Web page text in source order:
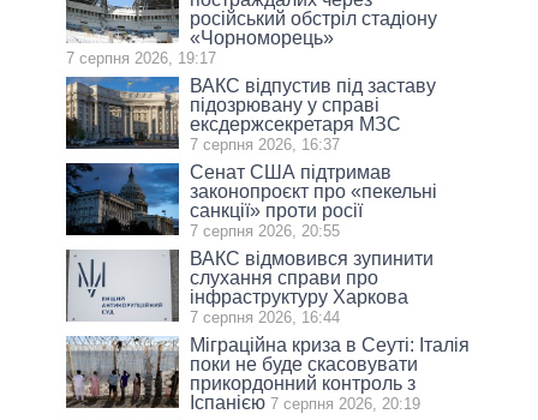
російський обстріл стадіону
«Чорноморець»
7 серпня 2026, 19:17
ВАКС відпустив під заставу
підозрювану у справі
ексдержсекретаря МЗС
7 серпня 2026, 16:37
Сенат США підтримав
законопроєкт про «пекельні
санкції» проти росії
7 серпня 2026, 20:55
ВАКС відмовився зупинити
слухання справи про
інфраструктуру Харкова
7 серпня 2026, 16:44
Міграційна криза в Сеуті: Італія
поки не буде скасовувати
прикордонний контроль з
Іспанією 7 серпня 2026, 20:19